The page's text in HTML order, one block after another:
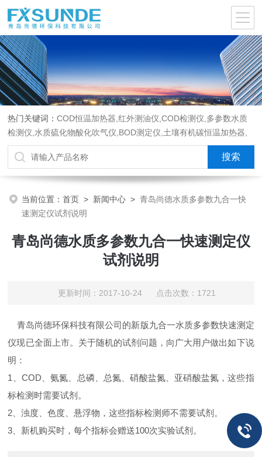
热门关键词：COD恒温加热器,红外测油仪,COD检测仪,多参数水质
检测仪,水质硫化物酸化吹气仪,BOD测定仪,土壤有机碳恒温加热器,
液液萃取器,COD消解回流仪,水质采样器
当前位置：首页 > 新闻中心 >青岛尚德水质多参数九合一快
速测定仪试剂说明
青岛尚德水质多参数九合一快速测定仪
试剂说明
更新时间：2017-10-24 点击次数：1721
青岛尚德环保科技有限公司的新版九合一水质多参数快速测定
仪现已全面上市。关于随机的试剂问题，向广大用户做出如下说
明：
1、COD、氨氮、总磷、总氮、硝酸盐氮、亚硝酸盐氮，这些指
标检测时需要试剂。
2、浊度、色度、悬浮物，这些指标检测师不需要试剂。
3、新机购买时，每个指标会赠送100次实验试剂。